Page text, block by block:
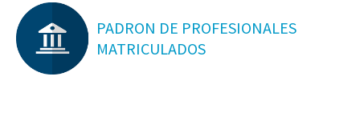
PADRON DE PROFESIONALES
MATRICULADOS